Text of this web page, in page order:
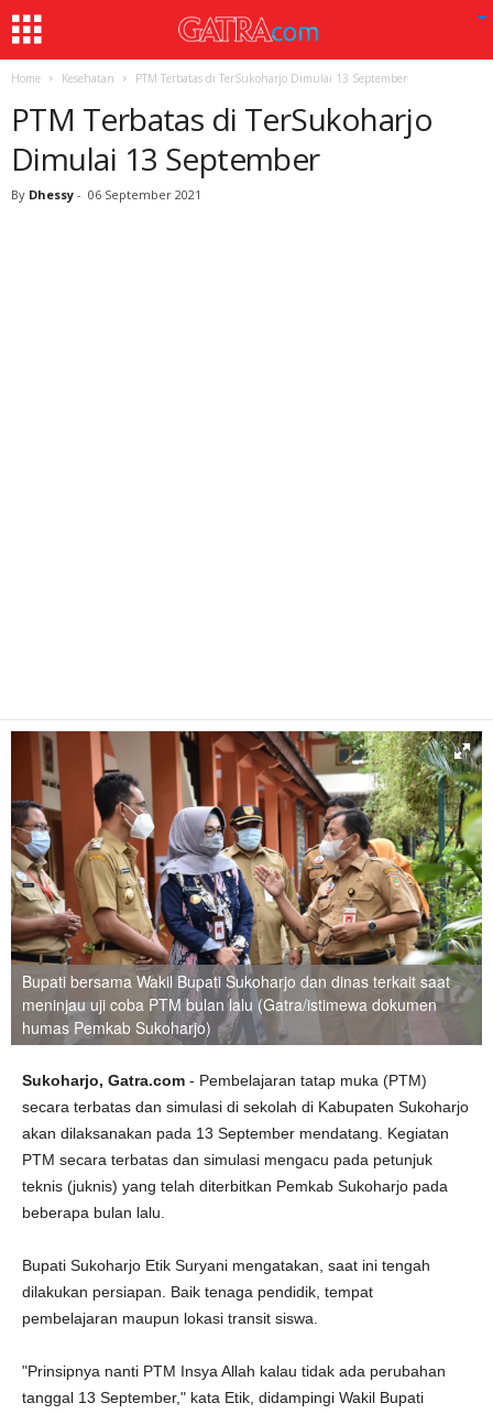
Home Kesehatan PTM Terbatas di TerSukoharjo Dimulai 13 September
PTM Terbatas di TerSukoharjo
Dimulai 13 September
By Dhessy - 06 September 2021
Bupati bersama Wakil Bupati Sukoharjo dan dinas terkait saat
meninjau uji coba PTM bulan lalu (Gatra/istimewa dokumen
humas Pemkab Sukoharjo)
Sukoharjo, Gatra.com - Pembelajaran tatap muka (PTM)
secara terbatas dan simulasi di sekolah di Kabupaten Sukoharjo
akan dilaksanakan pada 13 September mendatang. Kegiatan
PTM secara terbatas dan simulasi mengacu pada petunjuk
teknis (juknis) yang telah diterbitkan Pemkab Sukoharjo pada
beberapa bulan lalu.
Bupati Sukoharjo Etik Suryani mengatakan, saat ini tengah
dilakukan persiapan. Baik tenaga pendidik, tempat
pembelajaran maupun lokasi transit siswa.
"Prinsipnya nanti PTM Insya Allah kalau tidak ada perubahan
tanggal 13 September," kata Etik, didampingi Wakil Bupati